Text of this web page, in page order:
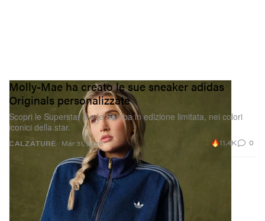
CALZATURE
Molly-Mae ha creato le sue sneaker adidas
Originals personalizzate
Scopri le Superstar II e le Samba in edizione limitata, nei colori
iconici della star.
Mar 31, 2026 11.4K 0